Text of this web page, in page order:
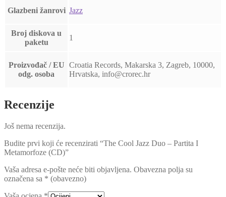
Glazbeni žanrovi Jazz
Broj diskova u
paketu
1
Proizvođač / EU
odg. osoba
Croatia Records, Makarska 3, Zagreb, 10000,
Hrvatska, info@crorec.hr
Recenzije
Još nema recenzija.
Budite prvi koji će recenzirati “The Cool Jazz Duo ‎– Partita I
Metamorfoze (CD)”
Vaša adresa e-pošte neće biti objavljena. Obavezna polja su
označena sa * (obavezno)